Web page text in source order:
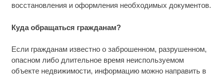
восстановления и оформления необходимых документов.
Куда обращаться гражданам?
Если гражданам известно о заброшенном, разрушенном,
опасном либо длительное время неиспользуемом
объекте недвижимости, информацию можно направить в